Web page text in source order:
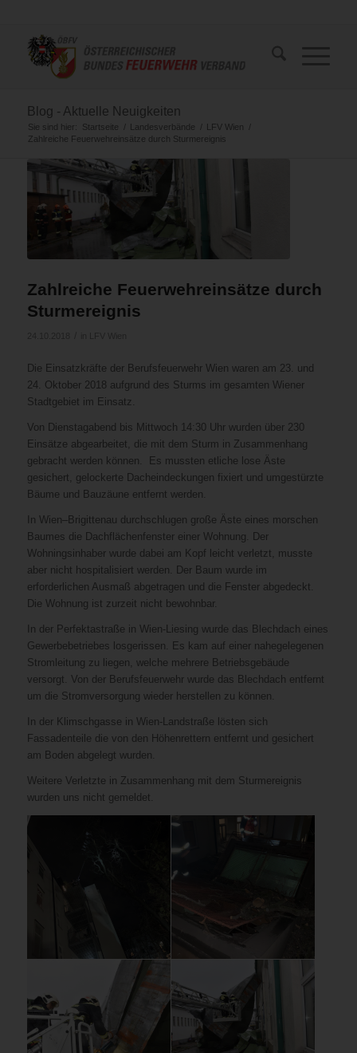
Blog - Aktuelle Neuigkeiten
Sie sind hier: Startseite / Landesverbände / LFV Wien
/
Zahlreiche Feuerwehreinsätze durch Sturmereignis
Zahlreiche Feuerwehreinsätze durch
Sturmereignis
Die Einsatzkräfte der Berufsfeuerwehr Wien waren am 23. und
24. Oktober 2018 aufgrund des Sturms im gesamten Wiener
Stadtgebiet im Einsatz.
Von Dienstagabend bis Mittwoch 14:30 Uhr wurden über 230
Einsätze abgearbeitet, die mit dem Sturm in Zusammenhang
gebracht werden können. Es mussten etliche lose Äste
gesichert, gelockerte Dacheindeckungen fixiert und umgestürzte
Bäume und Bauzäune entfernt werden.
In Wien–Brigittenau durchschlugen große Äste eines morschen
Baumes die Dachflächenfenster einer Wohnung. Der
Wohningsinhaber wurde dabei am Kopf leicht verletzt, musste
aber nicht hospitalisiert werden. Der Baum wurde im
erforderlichen Ausmaß abgetragen und die Fenster abgedeckt.
Die Wohnung ist zurzeit nicht bewohnbar.
In der Perfektastraße in Wien-Liesing wurde das Blechdach eines
Gewerbebetriebes losgerissen. Es kam auf einer nahegelegenen
Stromleitung zu liegen, welche mehrere Betriebsgebäude
versorgt. Von der Berufsfeuerwehr wurde das Blechdach entfernt
um die Stromversorgung wieder herstellen zu können.
In der Klimschgasse in Wien-Landstraße lösten sich
Fassadenteile die von den Höhenrettern entfernt und gesichert
am Boden abgelegt wurden.
Weitere Verletzte in Zusammenhang mit dem Sturmereignis
wurden uns nicht gemeldet.